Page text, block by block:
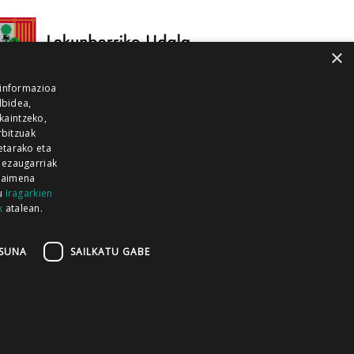
GUKA
GUKA ZUMAIA GUKA
×
eta
Iragarkien
atalean.
SAILKATU GABE